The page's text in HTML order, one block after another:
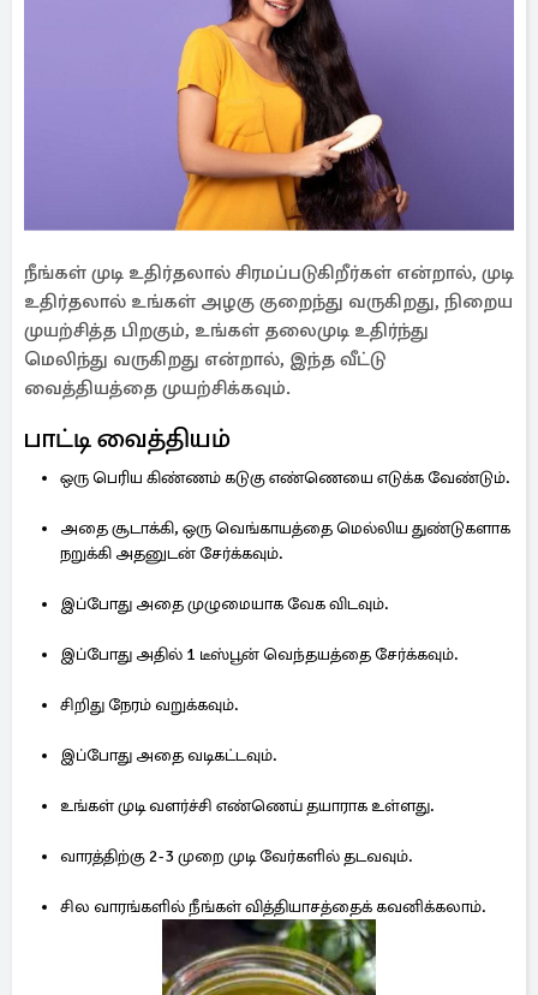
நீங்கள் முடி உதிர்தலால் சிரமப்படுகிறீர்கள் என்றால், முடி
உதிர்தலால் உங்கள் அழகு குறைந்து வருகிறது, நிறைய
முயற்சித்த பிறகும், உங்கள் தலைமுடி உதிர்ந்து
மெலிந்து வருகிறது என்றால், இந்த வீட்டு
வைத்தியத்தை முயற்சிக்கவும்.
பாட்டி வைத்தியம்
ஒரு பெரிய கிண்ணம் கடுகு எண்ணெயை எடுக்க வேண்டும்.
அதை சூடாக்கி, ஒரு வெங்காயத்தை மெல்லிய துண்டுகளாக
நறுக்கி அதனுடன் சேர்க்கவும்.
இப்போது அதை முழுமையாக வேக விடவும்.
இப்போது அதில் 1 டீஸ்பூன் வெந்தயத்தை சேர்க்கவும்.
சிறிது நேரம் வறுக்கவும்.
இப்போது அதை வடிகட்டவும்.
உங்கள் முடி வளர்ச்சி எண்ணெய் தயாராக உள்ளது.
வாரத்திற்கு 2-3 முறை முடி வேர்களில் தடவவும்.
சில வாரங்களில் நீங்கள் வித்தியாசத்தைக் கவனிக்கலாம்.